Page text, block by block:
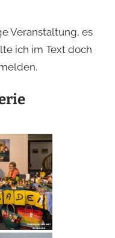
Veranstaltung, es
ich im Text doch